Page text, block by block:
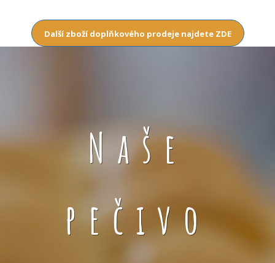
Další zboží doplňkového prodeje najdete ZDE
Naše
pečivo